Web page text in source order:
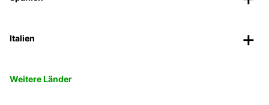
Italien
Weitere Länder